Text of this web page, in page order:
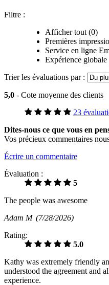
Filtre :
Afficher tout (0)
Premières
Service en ligne
Expérience globale
Trier les évaluations par :
5,0 - Cote moyenne des clients
23
Dites-nous ce que vous en
Vos précieux commentaires
Écrire un commentaire
Évaluation :
5
The people was awesome
Adam M (7/28/2026)
Rating:
5.0
Kathy was extremely friendly
understood the agreement and
experience.